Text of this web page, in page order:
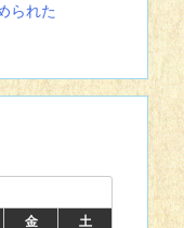
られた
金
土